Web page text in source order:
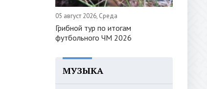
05 август 2026, Среда
Грибной тур по итогам
футбольного ЧМ 2026
МУЗЫКА